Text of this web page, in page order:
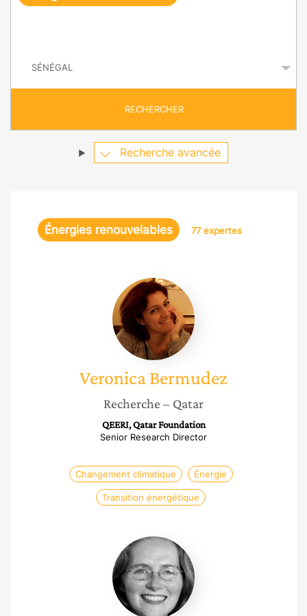
ê
e
RECHERCHER
Recherche avancée
Énergies renouvelables 77 expertes
Veronica
Bermudez
VeronicaBermudez
Recherche – Qatar
QEERI, Qatar Foundation
Senior Research Director
Changement climatique Énergie
Transition énergétique
Anne
Blavette